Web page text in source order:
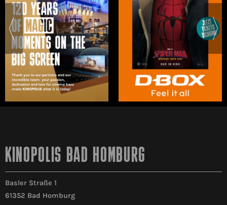
KINOPOLIS BAD HOMBURG
Basler Straße 1
61352 Bad Homburg